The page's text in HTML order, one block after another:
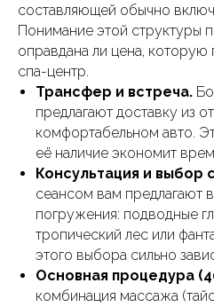
составляющей обычно
Понимание этой структуры
оправдана ли цена,
спа-центр.
Трансфер и встреча.
предлагают доставку из
комфортабельном авто.
её наличие экономит
Консультация и выбор
сеансом вам предлагают
погружения: подводные
тропический лес или
этого выбора сильно
Основная процедура
комбинация массажа